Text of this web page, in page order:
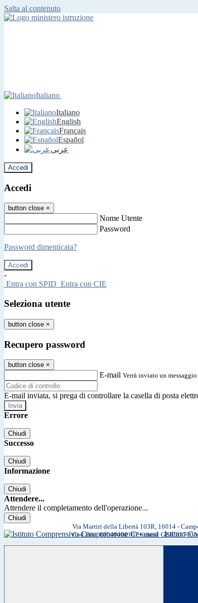
Salta al contenuto
Italiano
Italiano
English
Français
Español
عربى
Accedi
Accedi
button close ×
Nome Utente
Password
Password dimenticata?
-
Entra con SPID Entra con CIE
Seleziona utente
button close ×
Recupero password
button close ×
E-mail Verrà inviato un
E-mail inviata, si prega di controllare la casella di posta
Errore
Chiudi
Successo
Chiudi
Informazione
Chiudi
Attendere...
Attendere il completamento dell'operazione...
Chiudi
Istituto
Via Martiri della Libertà 103R, 16014 -
Cod.Fisc. 80049490107 • email